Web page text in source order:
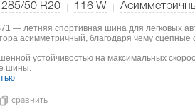
285/50 R20 116 W
— летняя спортивная шина для легковых
асимметричный, благодаря чему
устойчивостью на максимальных
шины.
сравнить